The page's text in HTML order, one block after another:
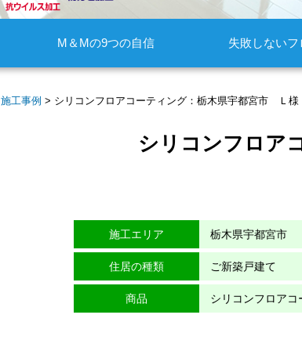
M＆Mの9つの自信 失敗しない
施工事例 > シリコンフロアコーティング：栃木県宇都宮市 Ｌ様
シリコンフロア
施工エリア 栃木県宇都宮市
住居の種類 ご新築戸建て
商品 シリコンフロアコ